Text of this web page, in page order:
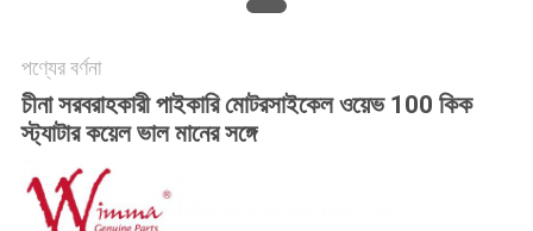
পণ্যের বর্ণনা
চীনা সরবরাহকারী পাইকারি মোটরসাইকেল ওয়েভ 100 কিক
স্ট্যাটার কয়েল ভাল মানের সঙ্গে